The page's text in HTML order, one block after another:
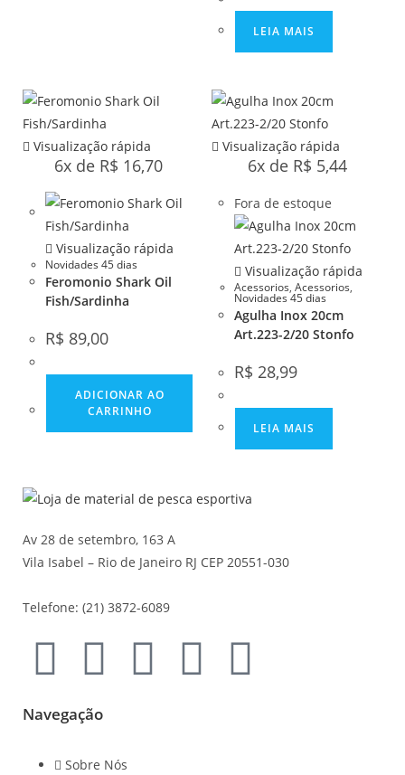
LEIA MAIS
Visualização rápida
6x de R$ 16,70
Visualização rápida
Novidades 45 dias
Feromonio Shark Oil
Fish/Sardinha
R$ 89,00
ADICIONAR AO
CARRINHO
Visualização rápida
6x de R$ 5,44
Fora de estoque
Visualização rápida
Acessorios, Acessorios,
Novidades 45 dias
Agulha Inox 20cm
Art.223-2/20 Stonfo
R$ 28,99
LEIA MAIS
Av 28 de setembro, 163 A
Vila Isabel – Rio de Janeiro RJ CEP 20551-030
Telefone: (21) 3872-6089
Navegação
Sobre Nós